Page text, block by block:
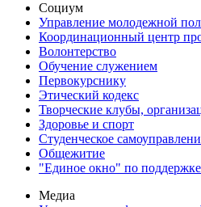
Социум
Управление молодежной
Координационный центр
Волонтерство
Обучение служением
Первокурснику
Этический кодекс
Творческие клубы,
Здоровье и спорт
Студенческое
Общежитие
"Единое окно" по
Медиа